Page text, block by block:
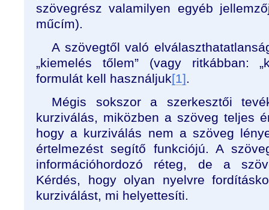
szövegrész valamilyen egyéb
műcím).
A szövegtől való
„kiemelés tőlem” (vagy ritkábban:
formulát kell használjuk[1].
Mégis sokszor a szerkesztői
kurziválás, miközben a szöveg teljes
hogy a kurziválás nem a szöveg
értelmezést segítő funkciójú. A
információhordozó réteg, de a
Kérdés, hogy olyan nyelvre
kurziválást, mi helyettesíti.